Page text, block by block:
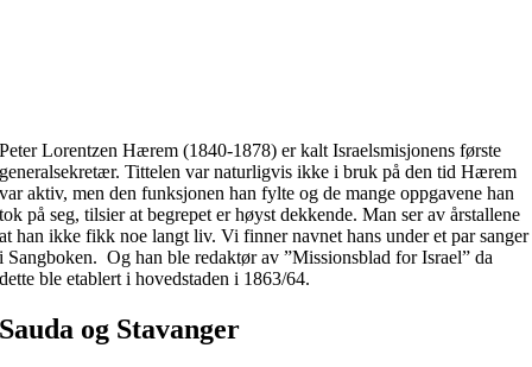
Peter Lorentzen Hærem (1840-1878) er kalt Israelsmisjonens første
generalsekretær. Tittelen var naturligvis ikke i bruk på den tid Hærem
var aktiv, men den funksjonen han fylte og de mange oppgavene han
tok på seg, tilsier at begrepet er høyst dekkende. Man ser av årstallene
at han ikke fikk noe langt liv. Vi finner navnet hans under et par sanger
i Sangboken. Og han ble redaktør av ”Missionsblad for Israel” da
dette ble etablert i hovedstaden i 1863/64.
Sauda og Stavanger